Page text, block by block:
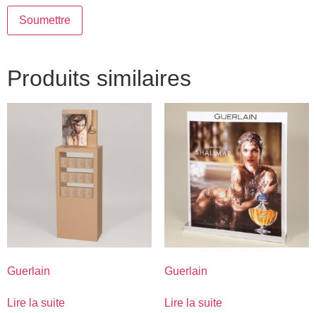
Produits similaires
Guerlain
Lire la suite
Guerlain
Lire la suite